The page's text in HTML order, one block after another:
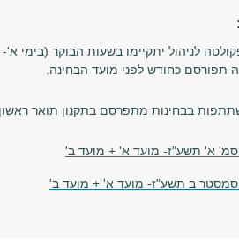
יתקיימו בשעות הבוקר (בימי א'- ה' בשעה 09:00 בימי ו' בשעה 08:30) או
תפורסם כחודש לפני מועד הבחינה.
בבחינות מתפרסם בתקנון תואר ראשון.
סמ' א' תשע"ז- מועד א' + מועד ב'
סמסטר ב תשע"ז- מועד א' + מועד ב'